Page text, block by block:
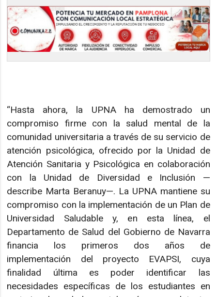
“Hasta ahora, la UPNA ha demostrado un
compromiso firme con la salud mental de la
comunidad universitaria a través de su servicio de
atención psicológica, ofrecido por la Unidad de
Atención Sanitaria y Psicológica en colaboración
con la Unidad de Diversidad e Inclusión —
describe Marta Beranuy—. La UPNA mantiene su
compromiso con la implementación de un Plan de
Universidad Saludable y, en esta línea, el
Departamento de Salud del Gobierno de Navarra
financia los primeros dos años de
implementación del proyecto EVAPSI, cuya
finalidad última es poder identificar las
necesidades específicas de los estudiantes en